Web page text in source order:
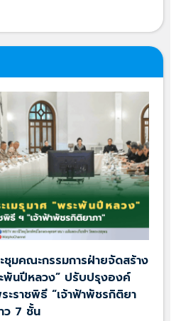
มคณะกรรมการฝ่ายจัดสร้าง
พันปีหลวง” ปรับปรุงองค์
ะราชพิธี “เจ้าฟ้าพัชรกิติยา
ว 7 ชั้น